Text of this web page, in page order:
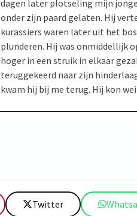
dagen later plotseling mijn
onder zijn paard gelaten. Hij
kurassiers waren later uit het
plunderen. Hij was onmiddellijk
hoger in een struik in elkaar
teruggekeerd naar zijn
kwam hij bij me terug. Hij kon
Twitter